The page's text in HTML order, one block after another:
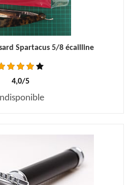
Spartacus 5/8 écailline
4,0/5